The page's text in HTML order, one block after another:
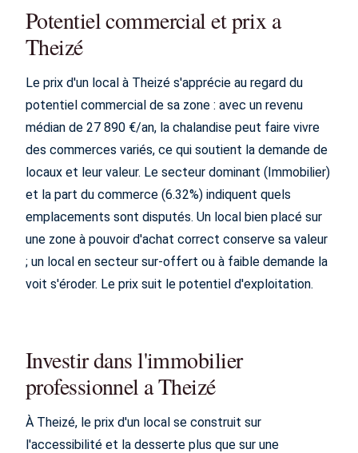
Potentiel commercial et prix a
Theizé
Le prix d'un local à Theizé s'apprécie au regard du
potentiel commercial de sa zone : avec un revenu
médian de 27 890 €/an, la chalandise peut faire vivre
des commerces variés, ce qui soutient la demande de
locaux et leur valeur. Le secteur dominant (Immobilier)
et la part du commerce (6.32%) indiquent quels
emplacements sont disputés. Un local bien placé sur
une zone à pouvoir d'achat correct conserve sa valeur
; un local en secteur sur-offert ou à faible demande la
voit s'éroder. Le prix suit le potentiel d'exploitation.
Investir dans l'immobilier
professionnel a Theizé
À Theizé, le prix d'un local se construit sur
l'accessibilité et la desserte plus que sur une